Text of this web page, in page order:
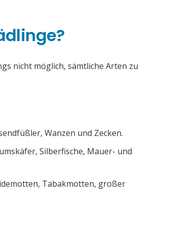
nicht möglich, sämtliche Arten zu
Wanzen und Zecken.
Silberfische, Mauer- und
Tabakmotten, großer